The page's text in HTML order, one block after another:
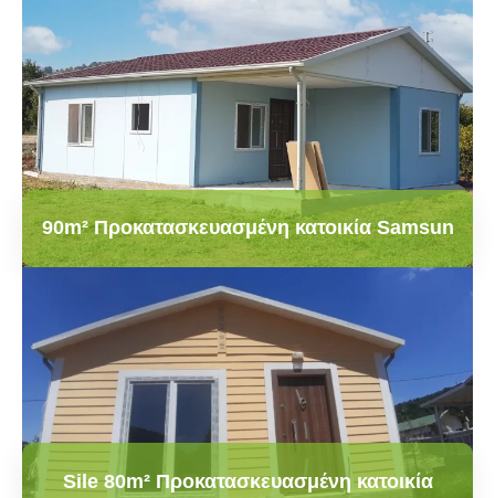
90m² Προκατασκευασμένη κατοικία Samsun
Sile 80m² Προκατασκευασμένη κατοικία